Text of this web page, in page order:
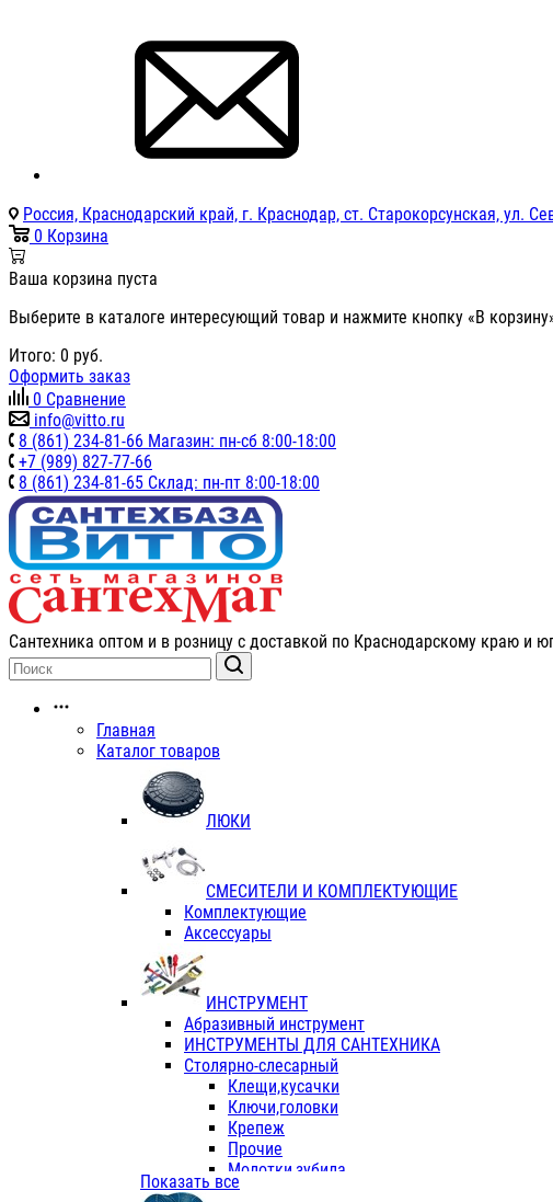
Россия, Краснодарский край, г. Краснодар, ст. Старокорсунская, ул.
0 Корзина
Ваша корзина пуста
Выберите в каталоге интересующий товар и нажмите кнопку «В
Итого: 0 руб.
Оформить заказ
0 Сравнение
info@vitto.ru
8 (861) 234-81-66 Магазин: пн-сб 8:00-18:00
+7 (989) 827-77-66
8 (861) 234-81-65 Склад: пн-пт 8:00-18:00
Сантехника оптом и в розницу с доставкой по Краснодарскому краю и
Главная
Каталог товаров
ЛЮКИ
СМЕСИТЕЛИ И КОМПЛЕКТУЮЩИЕ
Комплектующие
Аксессуары
ИНСТРУМЕНТ
Абразивный инструмент
ИНСТРУМЕНТЫ ДЛЯ САНТЕХНИКА
Столярно-слесарный
Клещи,кусачки
Ключи,головки
Крепеж
Прочие
Молотки,зубила
Пассатижи,тонкогубцы,утконосы
Показать все